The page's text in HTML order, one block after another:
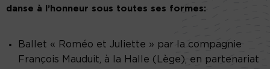
danse à l’honneur sous toutes ses formes:
Ballet « Roméo et Juliette » par la compagnie
François Mauduit, à la Halle (Lège), en partenariat